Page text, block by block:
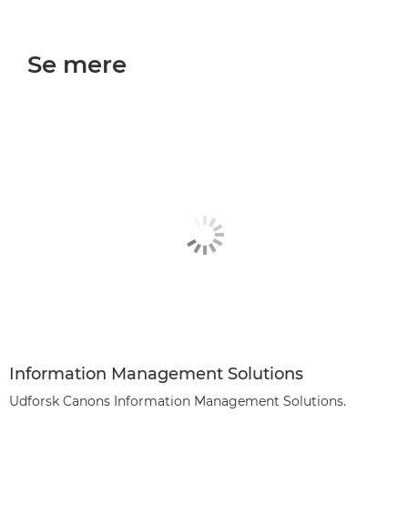
Se mere
Information Management Solutions
Udforsk Canons Information Management Solutions.